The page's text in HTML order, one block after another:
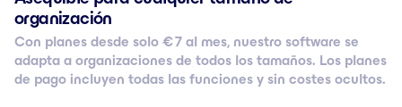
organización
Con planes desde solo € 7 al mes, nuestro software se
adapta a organizaciones de todos los tamaños. Los planes
de pago incluyen todas las funciones y sin costes ocultos.